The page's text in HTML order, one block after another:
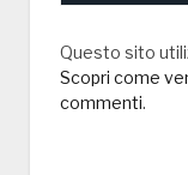
Questo sito
Scopri come
commenti.